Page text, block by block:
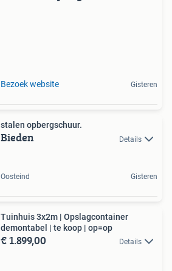
Bezoek website Gisteren
stalen opbergschuur.
Bieden Details
Oosteind Gisteren
Tuinhuis 3x2m | Opslagcontainer
demontabel | te koop | op=op
€ 1.899,00 Details